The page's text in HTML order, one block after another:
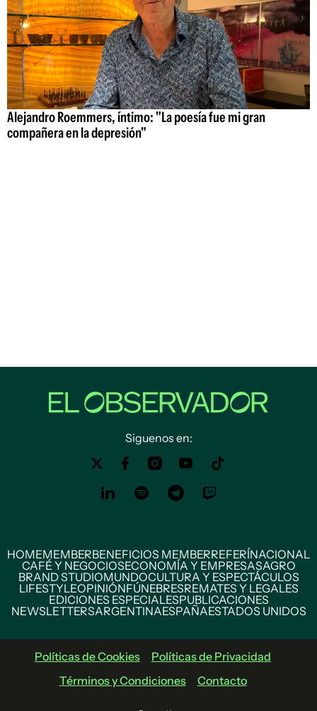
Alejandro Roemmers, íntimo: "La poesía fue mi gran
compañera en la depresión"
Siguenos en:
HOMEMEMBERBENEFICIOS MEMBERREFERÍNACIONAL
CAFÉ Y NEGOCIOSECONOMÍA Y EMPRESASAGRO
BRAND STUDIOMUNDOCULTURA Y ESPECTÁCULOS
LIFESTYLEOPINIÓNFÚNEBRESREMATES Y LEGALES
EDICIONES ESPECIALESPUBLICACIONES
NEWSLETTERSARGENTINAESPAÑAESTADOS UNIDOS
Políticas de Cookies
Políticas de Privacidad
Términos y Condiciones
Contacto